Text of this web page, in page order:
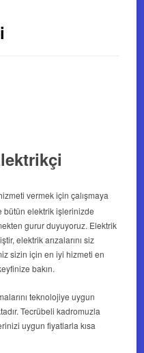
vermek için çalışmaya
bütün elektrik işlerinizde
gurur duyuyoruz. Elektrik
elektrik arızalarını siz
sizin için en iyi hizmeti en
bakın.
teknolojiye uygun
Tecrübeli kadromuzla
uygun fiyatlarla kısa